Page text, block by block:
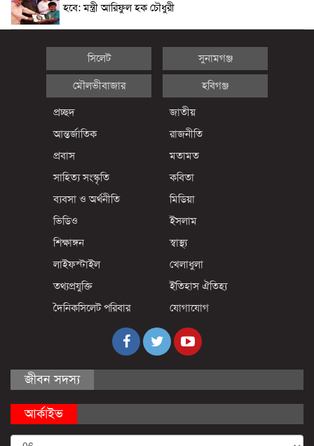
হবে: মন্ত্রী আরিফুল হক চৌধুরী
সিলেট সুনামগঞ্জ
মৌলভীবাজার হবিগঞ্জ
প্রচ্ছদ
জাতীয়
আন্তর্জাতিক
রাজনীতি
প্রবাস
মতামত
সাহিত্য সংস্কৃতি
কবিতা
ব্যবসা ও অর্থনীতি
মিডিয়া
ভিডিও
ইসলাম
শিক্ষাঙ্গন
স্বাস্থ্য
লাইফস্টাইল
খেলাধুলা
তথ্যপ্রযুক্তি
ইতিহাস ঐতিহ্য
দৈনিকসিলেট পরিবার
যোগাযোগ
জীবন সদস্য
আর্কাইভ